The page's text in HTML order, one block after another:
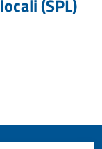
(SPL)